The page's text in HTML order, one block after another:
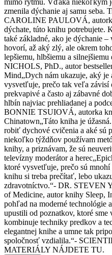
mimo rytmu. Vďaka niekoľkým
zmenila dýchanie aj samu seba.
CAROLINE PAULOVÁ,
dýchate, túto knihu potrebujete.
také základné, ako je dýchanie
hovorí, až aký zlý, ale okrem
lepšiemu, hlbšiemu a
NICHOLS, PhD., autor
Mind„Dych nám ukazuje, aký je
vysvetľuje, prečo tak veľa závisí
prekvapivé a často aj zábavné
hlbín najviac prehliadanej a
BONNIE TSUIOVÁ, autorka
Chinatown„Táto kniha je
robiť dychové cvičenia a aké sú
niekoľko týždňov používam
knihy, a priznávam, že sú
televízny moderátor a
ktoré vysvetľuje, prečo sú
knihu si treba prečítať, lebo
zdravotníctvo.“- DR. STEVEN
of Medicine, autor knihy Sleep,
pohľad na moderné technológie
upustili od poznatkov, ktoré sme
kombinuje techniky predkov a
elegantnej knihe a umne tak
spoločnosť vzdialila.“-
MATERIÁLY NÁJDETE TU.